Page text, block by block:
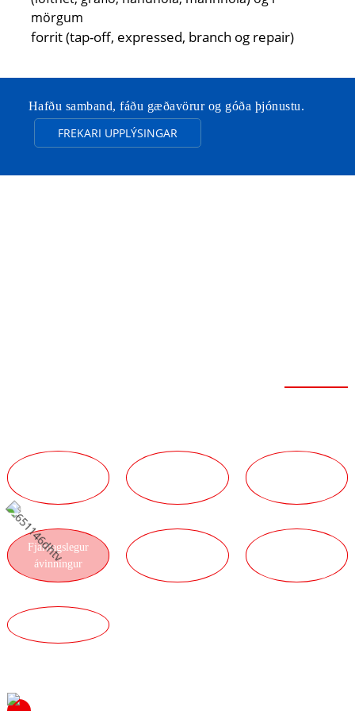
mörgum
forrit (tap-off, expressed, branch og repair)
Hafðu samband, fáðu gæðavörur og góða þjónustu.
FREKARI UPPLÝSINGAR
Fjárhagslegur
ávinningur